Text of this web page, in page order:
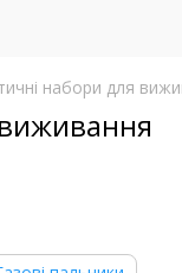
набори для